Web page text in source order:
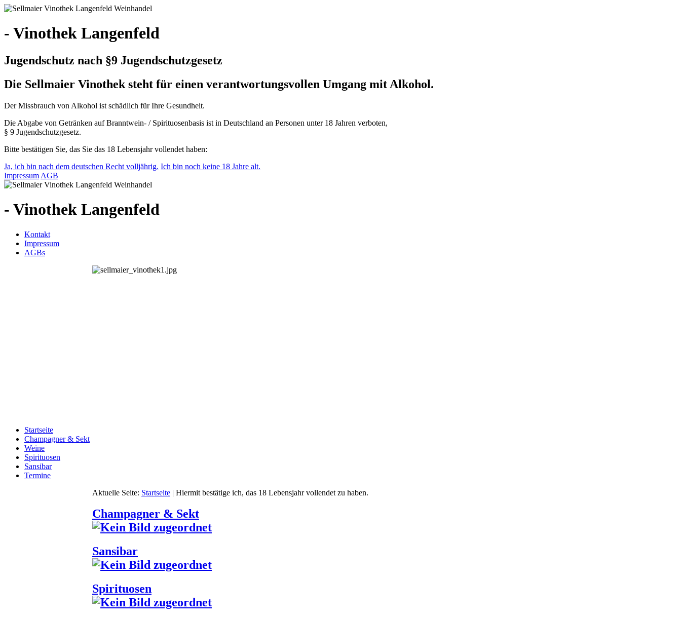
- Vinothek Langenfeld
Jugendschutz nach §9 Jugendschutzgesetz
Die Sellmaier Vinothek steht für einen verantwortungsvollen Umgang mit Alkohol.
Der Missbrauch von Alkohol ist schädlich für Ihre Gesundheit.
Die Abgabe von Getränken auf Branntwein- / Spirituosenbasis ist in Deutschland an Personen unter 18 Jahren verboten,
§ 9 Jugendschutzgesetz.
Bitte bestätigen Sie, das Sie das 18 Lebensjahr vollendet haben:
Ja, ich bin nach dem deutschen Recht volljährig. Ich bin noch keine 18 Jahre alt.
Impressum AGB
- Vinothek Langenfeld
Kontakt
Impressum
AGBs
Startseite
Champagner & Sekt
Weine
Spirituosen
Sansibar
Termine
Aktuelle Seite: Startseite | Hiermit bestätige ich, das 18 Lebensjahr vollendet zu haben.
Champagner & Sekt
Sansibar
Spirituosen